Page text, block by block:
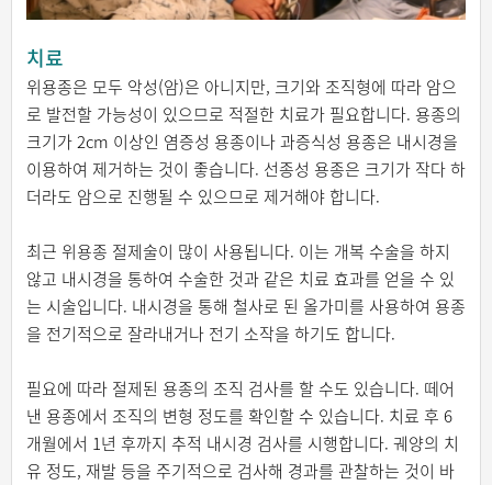
치료
위용종은 모두 악성(암)은 아니지만, 크기와 조직형에 따라 암으
로 발전할 가능성이 있으므로 적절한 치료가 필요합니다. 용종의
크기가 2cm 이상인 염증성 용종이나 과증식성 용종은 내시경을
이용하여 제거하는 것이 좋습니다. 선종성 용종은 크기가 작다 하
더라도 암으로 진행될 수 있으므로 제거해야 합니다.
최근 위용종 절제술이 많이 사용됩니다. 이는 개복 수술을 하지
않고 내시경을 통하여 수술한 것과 같은 치료 효과를 얻을 수 있
는 시술입니다. 내시경을 통해 철사로 된 올가미를 사용하여 용종
을 전기적으로 잘라내거나 전기 소작을 하기도 합니다.
필요에 따라 절제된 용종의 조직 검사를 할 수도 있습니다. 떼어
낸 용종에서 조직의 변형 정도를 확인할 수 있습니다. 치료 후 6
개월에서 1년 후까지 추적 내시경 검사를 시행합니다. 궤양의 치
유 정도, 재발 등을 주기적으로 검사해 경과를 관찰하는 것이 바